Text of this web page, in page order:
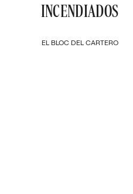
EL BLOC DEL CARTERO
INCENDIADOS